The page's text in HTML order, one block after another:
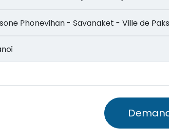
Caysone Phonevihan - Savanaket - Ville de